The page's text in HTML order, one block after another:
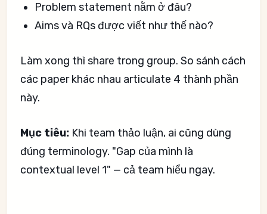
Problem statement nằm ở đâu?
Aims và RQs được viết như thế nào?
Làm xong thì share trong group. So sánh cách
các paper khác nhau articulate 4 thành phần
này.
Mục tiêu: Khi team thảo luận, ai cũng dùng
đúng terminology. "Gap của mình là
contextual level 1" — cả team hiểu ngay.